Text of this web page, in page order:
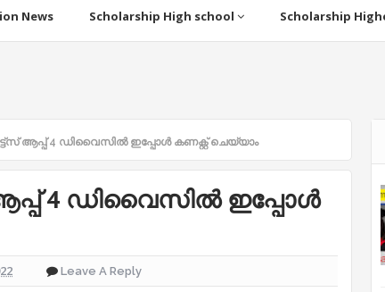
News Scholarship High school Scholarship
ആപ്പ് 4 ഡിവൈസില്‍ ഇപ്പോള്‍ കണക്റ്റ് ചെയ്യാം
4 ഡിവൈസില്‍ ഇപ്പോള്‍
Leave A Reply